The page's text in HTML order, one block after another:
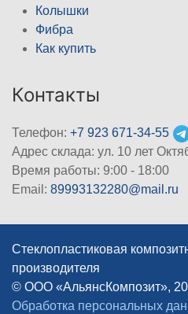
Колышки
Фибра
Как купить
Контакты
Телефон: +7 923 671-34-55
Адрес склада: ул. 10 лет
Время работы: 9:00 - 18:00
Email: 89993132280@mail.ru
Стеклопластиковая
производителя
© ООО «АльянсКомпозит»,
Обработка персональных